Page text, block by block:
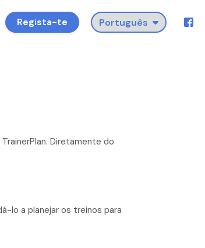
Regista-te
Diretamente do
lo a planejar os treinos para